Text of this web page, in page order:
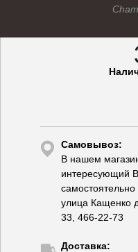
Самовывоз:
В нашем
интересующий
улица Кащенко
33, 466-22-73
Доставка: